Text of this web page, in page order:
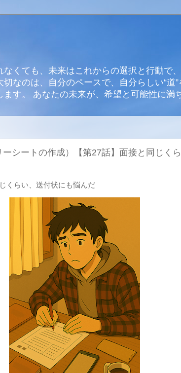
なくても、未来はこれからの選択と行動で
なのは、自分のペースで、自分らしい“
す。 あなたの未来が、希望と可能性に満
ーシートの作成）【第27話】面接と同じく
くらい、送付状にも悩んだ